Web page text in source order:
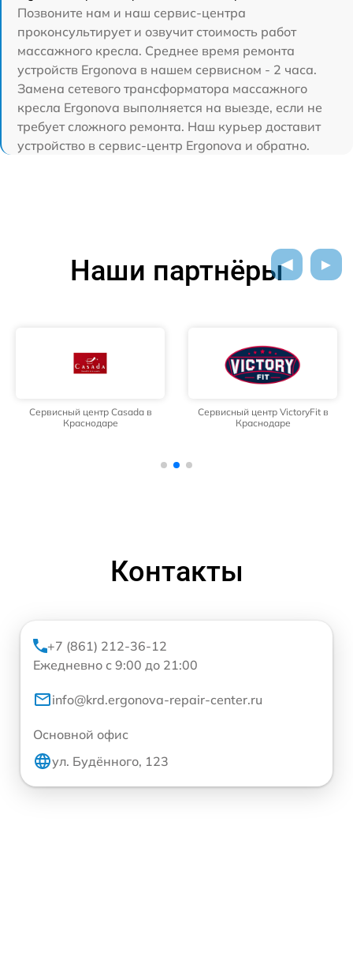
Позвоните нам и наш сервис-центра
проконсультирует и озвучит стоимость работ
массажного кресла. Среднее время ремонта
устройств Ergonova в нашем сервисном - 2 часа.
Замена сетевого трансформатора массажного
кресла Ergonova выполняется на выезде, если не
требует сложного ремонта. Наш курьер доставит
устройство в сервис-центр Ergonova и обратно.
Наши партнёры
Сервисный центр Casada в
Краснодаре
Сервисный центр VictoryFit в
Краснодаре
Контакты
+7 (861) 212-36-12
Ежедневно с 9:00 до 21:00
info@krd.ergonova-repair-center.ru
Основной офис
ул. Будённого, 123